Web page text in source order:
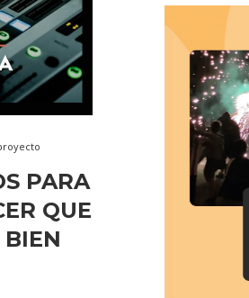
PARA
QUE
BIEN